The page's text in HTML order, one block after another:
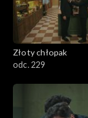
Złoty chłopak
odc. 229